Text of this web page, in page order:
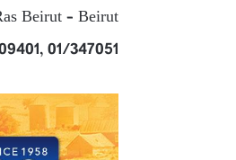
Beirut – Beirut.
01/347051